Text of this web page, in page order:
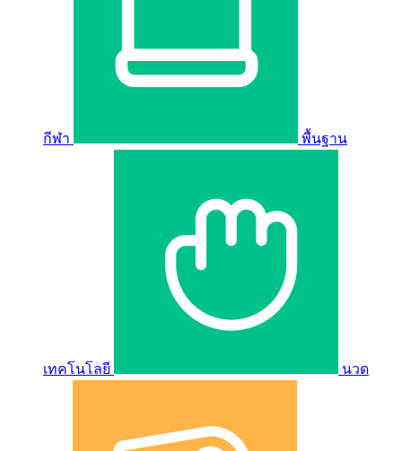
กีฬา พื้นฐาน
เทคโนโลยี นวด